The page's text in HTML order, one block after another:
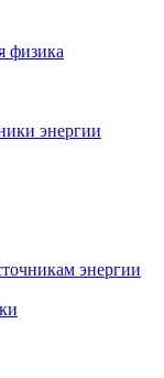
физика
энергии
энергии